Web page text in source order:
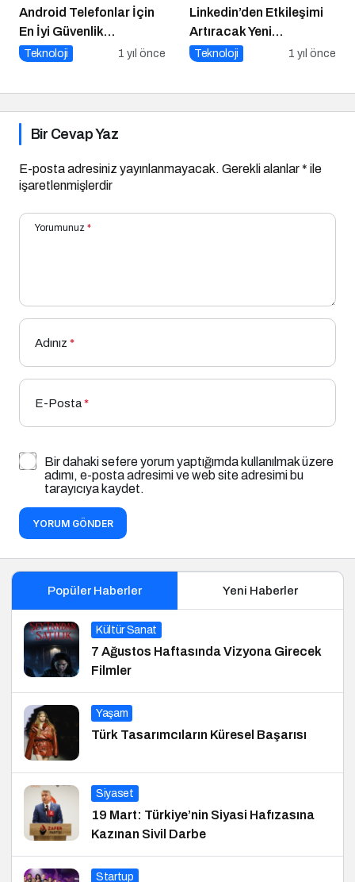
Android Telefonlar İçin
En İyi Güvenlik
Uygulamaları
Teknoloji 1 yıl önce
Linkedin’den Etkileşimi
Artıracak Yeni
Güncelleme
Teknoloji 1 yıl önce
Bir Cevap Yaz
E-posta adresiniz yayınlanmayacak. Gerekli alanlar* ile
işaretlenmişlerdir
Yorumunuz *
Adınız *
E-Posta*
Bir dahaki sefere yorum yaptığımda kullanılmak üzere
adımı, e-posta adresimi ve web site adresimi bu
tarayıcıya kaydet.
YORUM GÖNDER
Popüler Haberler Yeni Haberler
Kültür Sanat
7 Ağustos Haftasında Vizyona Girecek
Filmler
Yaşam
Türk Tasarımcıların Küresel Başarısı
Siyaset
19 Mart: Türkiye’nin Siyasi Hafızasına
Kazınan Sivil Darbe
Startup